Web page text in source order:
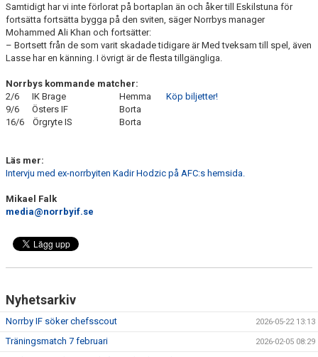
Samtidigt har vi inte förlorat på bortaplan än och åker till Eskilstuna för
fortsätta fortsätta bygga på den sviten, säger Norrbys manager
Mohammed Ali Khan och fortsätter:
– Bortsett från de som varit skadade tidigare är Med tveksam till spel, även
Lasse har en känning. I övrigt är de flesta tillgängliga.
Norrbys kommande matcher:
2/6 IK Brage Hemma Köp biljetter!
9/6 Östers IF Borta
16/6 Örgryte IS Borta
Läs mer:
Intervju med ex-norrbyiten Kadir Hodzic på AFC:s hemsida.
Mikael Falk
media@norrbyif.se
Nyhetsarkiv
Norrby IF söker chefsscout 2026-05-22 13:13
Träningsmatch 7 februari 2026-02-05 08:29